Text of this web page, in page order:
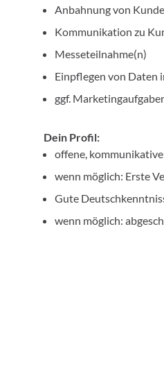
Anbahnung von
Kommunikation zu
Messeteilnahme(n)
Einpflegen von Daten
ggf.
Dein Profil:
offene,
wenn möglich: Erste
Gute
wenn möglich: